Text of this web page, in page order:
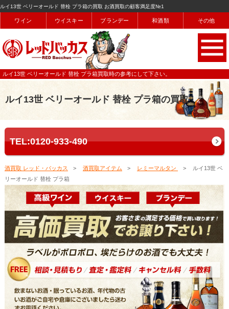
ルイ13世 ベリーオールド 替栓 プラ箱の買取 お酒買取の顧客満足度№1
ワイン ウイスキー ブランデー 和酒類 その他
ルイ13世 ベリーオールド 替栓 プラ箱買取時の参考にして下さい。
ルイ13世 ベリーオールド 替栓 プラ箱の買取
TEL:0120-933-490
酒買取 レッド・バッカス 酒買取アイテム レミーマルタン
ルイ13世 ベ
リーオールド 替栓 プラ箱